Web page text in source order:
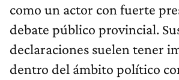
como un actor con fuerte
debate público provincial.
declaraciones suelen tener
dentro del ámbito político